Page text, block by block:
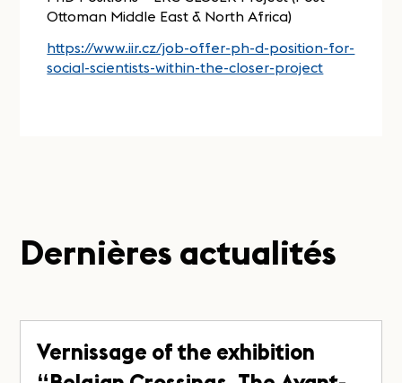
Ottoman Middle East & North Africa)
https://www.iir.cz/job-offer-ph-d-position-for-
social-scientists-within-the-closer-project
Dernières actualités
Vernissage of the exhibition